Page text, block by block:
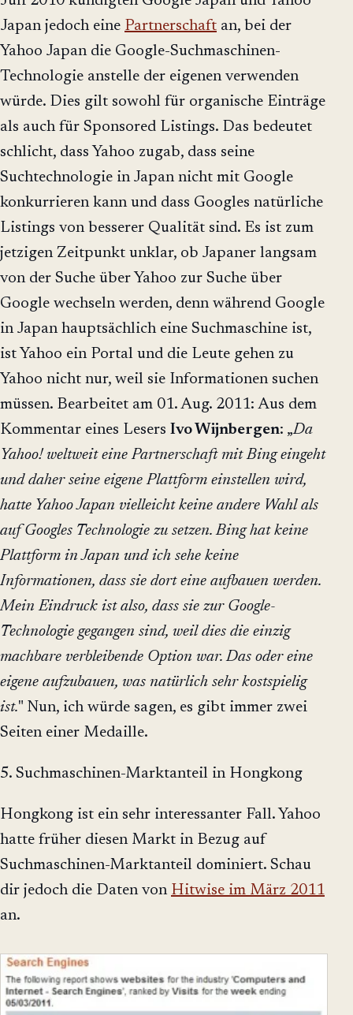
Japan jedoch eine Partnerschaft an, bei der
Yahoo Japan die Google-Suchmaschinen-
Technologie anstelle der eigenen verwenden
würde. Dies gilt sowohl für organische Einträge
als auch für Sponsored Listings. Das bedeutet
schlicht, dass Yahoo zugab, dass seine
Suchtechnologie in Japan nicht mit Google
konkurrieren kann und dass Googles natürliche
Listings von besserer Qualität sind. Es ist zum
jetzigen Zeitpunkt unklar, ob Japaner langsam
von der Suche über Yahoo zur Suche über
Google wechseln werden, denn während Google
in Japan hauptsächlich eine Suchmaschine ist,
ist Yahoo ein Portal und die Leute gehen zu
Yahoo nicht nur, weil sie Informationen suchen
müssen. Bearbeitet am 01. Aug. 2011: Aus dem
Kommentar eines Lesers Ivo Wijnbergen: „Da
Yahoo! weltweit eine Partnerschaft mit Bing eingeht
und daher seine eigene Plattform einstellen wird,
hatte Yahoo Japan vielleicht keine andere Wahl als
auf Googles Technologie zu setzen. Bing hat keine
Plattform in Japan und ich sehe keine
Informationen, dass sie dort eine aufbauen werden.
Mein Eindruck ist also, dass sie zur Google-
Technologie gegangen sind, weil dies die einzig
machbare verbleibende Option war. Das oder eine
eigene aufzubauen, was natürlich sehr kostspielig
ist." Nun, ich würde sagen, es gibt immer zwei
Seiten einer Medaille.
5. Suchmaschinen-Marktanteil in Hongkong
Hongkong ist ein sehr interessanter Fall. Yahoo
hatte früher diesen Markt in Bezug auf
Suchmaschinen-Marktanteil dominiert. Schau
dir jedoch die Daten von Hitwise im März 2011
an.